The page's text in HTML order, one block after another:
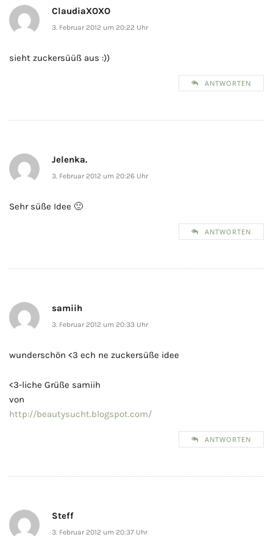
ClaudiaXOXO
3. Februar 2012 um 20:22 Uhr
sieht zuckersüüß aus :))
ANTWORTEN
Jelenka.
3. Februar 2012 um 20:26 Uhr
Sehr süße Idee 🙂
ANTWORTEN
samiih
3. Februar 2012 um 20:33 Uhr
wunderschön <3 ech ne zuckersüße idee
<3-liche Grüße samiih
von
http://beautysucht.blogspot.com/
ANTWORTEN
Steff
3. Februar 2012 um 20:37 Uhr